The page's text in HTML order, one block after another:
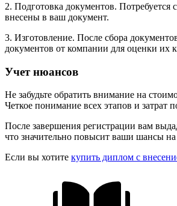
2. Подготовка документов. Потребуется
внесены в ваш документ.
3. Изготовление. После сбора
документов от компании для оценки их
Учет нюансов
Не забудьте обратить внимание на
Четкое понимание всех этапов и затрат
После завершения регистрации вам
что значительно повысит ваши шансы на
Если вы хотите купить диплом с